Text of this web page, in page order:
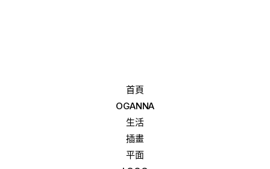
首頁
OGANNA
生活
插畫
平面